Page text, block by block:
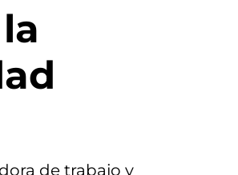
de trabajo y